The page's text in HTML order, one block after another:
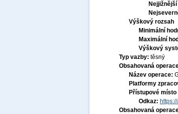
Výškový rozsah
Minimální
Maximální
Výškový
Typ vazby: těsný
Obsahovaná
Název operace:
Platformy
Přístupové místo
Odkaz:
Obsahovaná